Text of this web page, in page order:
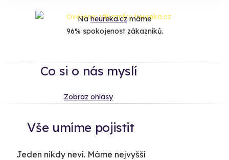
Naheureka.czmáme
96% spokojenost zákazníků.
Co si o nás myslí
Zobraz ohlasy
Vše umíme pojistit
Jeden nikdy neví. Máme nejvyšší